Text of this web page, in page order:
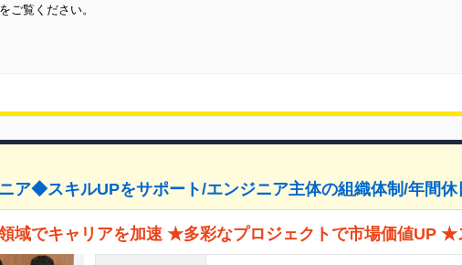
ご覧ください。
ア◆スキルUPをサポート/エンジニア主体の組織体制/年間休
域でキャリアを加速 ★多彩なプロジェクトで市場価値UP ★